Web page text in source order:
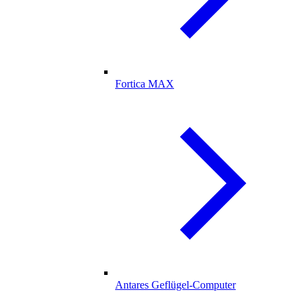
Fortica MAX
Antares Geflügel-Computer